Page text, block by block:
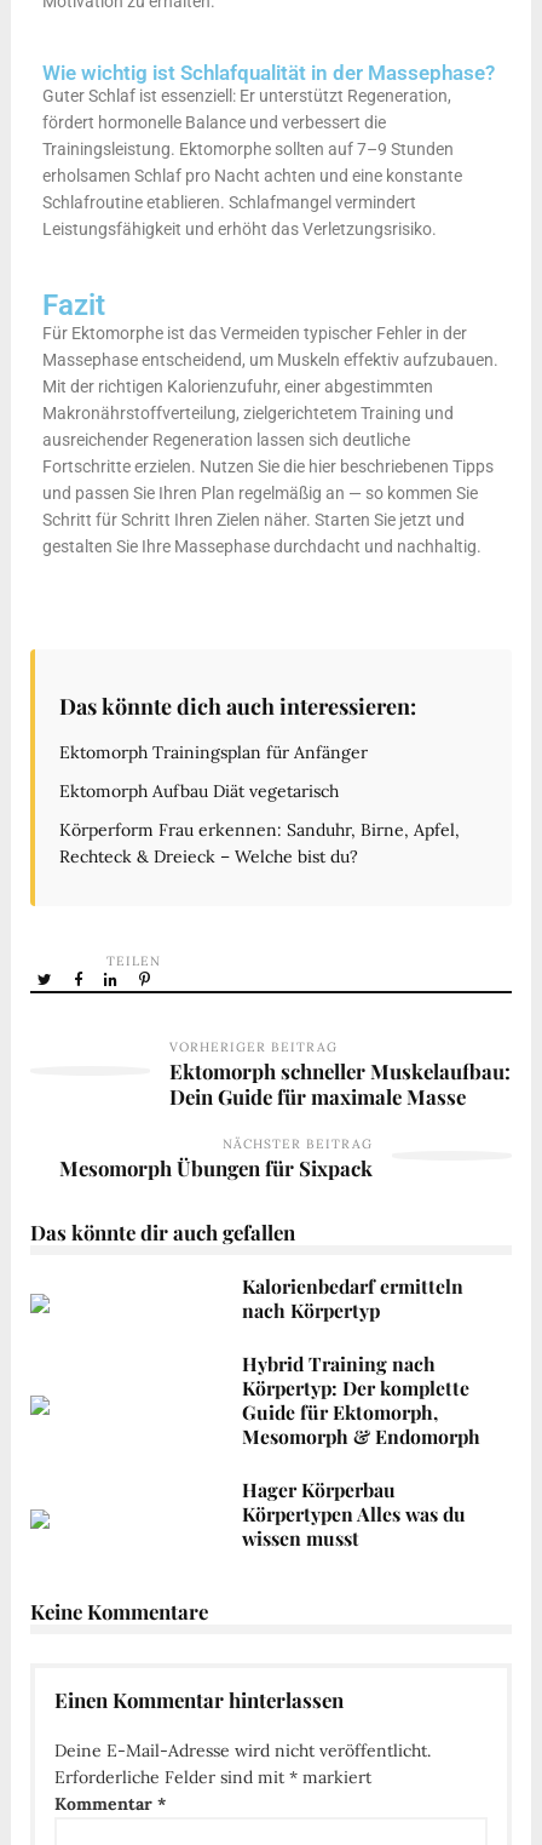
Wie wichtig ist Schlafqualität in der Massephase?
Guter Schlaf ist essenziell: Er unterstützt Regeneration,
fördert hormonelle Balance und verbessert die
Trainingsleistung. Ektomorphe sollten auf 7–9 Stunden
erholsamen Schlaf pro Nacht achten und eine konstante
Schlafroutine etablieren. Schlafmangel vermindert
Leistungsfähigkeit und erhöht das Verletzungsrisiko.
Fazit
Für Ektomorphe ist das Vermeiden typischer Fehler in der
Massephase entscheidend, um Muskeln effektiv aufzubauen.
Mit der richtigen Kalorienzufuhr, einer abgestimmten
Makronährstoffverteilung, zielgerichtetem Training und
ausreichender Regeneration lassen sich deutliche
Fortschritte erzielen. Nutzen Sie die hier beschriebenen Tipps
und passen Sie Ihren Plan regelmäßig an — so kommen Sie
Schritt für Schritt Ihren Zielen näher. Starten Sie jetzt und
gestalten Sie Ihre Massephase durchdacht und nachhaltig.
Das könnte dich auch interessieren:
Ektomorph Trainingsplan für Anfänger
Ektomorph Aufbau Diät vegetarisch
Körperform Frau erkennen: Sanduhr, Birne, Apfel,
Rechteck & Dreieck – Welche bist du?
TEILEN
VORHERIGER BEITRAG
Ektomorph schneller Muskelaufbau:
Dein Guide für maximale Masse
NÄCHSTER BEITRAG
Mesomorph Übungen für Sixpack
Das könnte dir auch gefallen
Kalorienbedarf ermitteln
nach Körpertyp
Hybrid Training nach
Körpertyp: Der komplette
Guide für Ektomorph,
Mesomorph & Endomorph
Hager Körperbau
Körpertypen Alles was du
wissen musst
Keine Kommentare
Einen Kommentar hinterlassen
Deine E-Mail-Adresse wird nicht veröffentlicht.
Erforderliche Felder sind mit *markiert
Kommentar *